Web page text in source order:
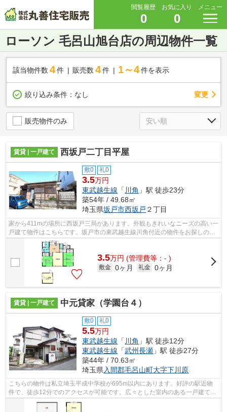
閲覧履歴
0
お気に入り
0
メニュー
ローソン 毛呂山旭台店の周辺物件一覧
該当物件数 4件 販売数 4 件 1～4 件を表示
絞り込み条件： なし 変更
販売物件のみ
賃貸 | 一戸建て 西坂戸二丁目平屋
敷0 礼0
3.5万円
東武越生線 「 川角 」駅 徒歩23分
築54年 / 49.68㎡
埼玉県坂戸市西坂戸 ２丁目
家から411mの場所に西坂戸三局があります。外観もきれいなニーズの高い一
戸建て物件はこちらです。坂戸市の東武越生線川角付近の物件をお探しの方
は当社にご依頼下さい。当社でなら、...
3.5万円 (管理費等：- )
敷金 0ヶ月 礼金 0ヶ月
賃貸 | 一戸建て 中元貸家（学園台４）
敷0 礼0
5.5万円
東武越生線 「 川角 」駅 徒歩12分
東武越生線 「武州長瀬 」駅 徒歩27分
築44年 / 70.63㎡
埼玉県入間郡毛呂山町大字下川原
こちらの物件は私立埼玉平成中学校が695m以内にあります。好評の駅近物
件で、徒歩12分でのアクセスが可能です。広々とした室内のある一戸建て物
件はこちらです。夏場の電気代も安く抑...